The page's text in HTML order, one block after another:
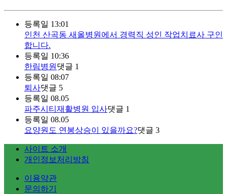
등록일 13:01
인천 산곡동 새올병원에서 경력직 성인 작업치료사 구인
합니다.
등록일 10:36
한림병원 댓글 1
등록일 08:07
퇴사댓글 5
등록일 08.05
파주시티재활병원 입사댓글 1
등록일 08.05
요양원도 연봉상승이 있을까요?댓글 3
사이트 소개
개인정보처리방침
이용약관
문의하기